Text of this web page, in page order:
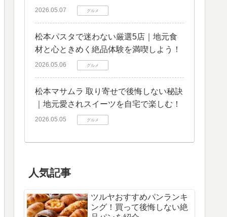
2026.05.07 グルメ
松本パスタで迷わない厳選5店｜地元食
材と心ときめく絶品体験を満喫しよう！
2026.05.06 グルメ
松本マサムラ 取り寄せで後悔しない秘訣
｜地元愛されスイーツを自宅で楽しむ！
2026.05.05 グルメ
人気記事
ツルヤおすすめパンランキ
ング！買って後悔しない絶